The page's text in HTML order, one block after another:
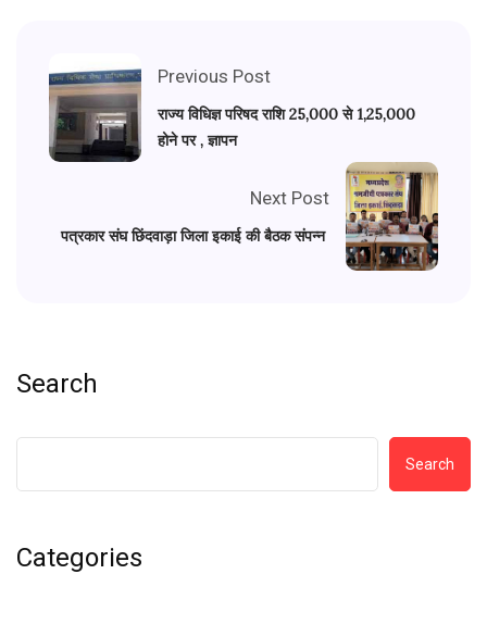
Previous Post
राज्य विधिज्ञ परिषद राशि 25,000 से 1,25,000
होने पर , ज्ञापन
Next Post
पत्रकार संघ छिंदवाड़ा जिला इकाई की बैठक संपन्न
Search
Search
Categories